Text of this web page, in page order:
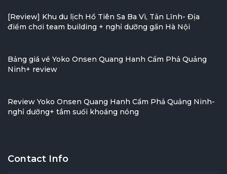
[Review] Khu du lịch Hồ Tiên Sa Ba Vì, Tản Lĩnh- Địa
điểm chơi team building + nghỉ dưỡng gần Hà Nội
Bảng giá vé Yoko Onsen Quang Hanh Cẩm Phả Quảng
Ninh+ review
Review Yoko Onsen Quang Hanh Cẩm Phả Quảng Ninh-
nghỉ dưỡng+ tắm suối khoáng nóng
Contact Info